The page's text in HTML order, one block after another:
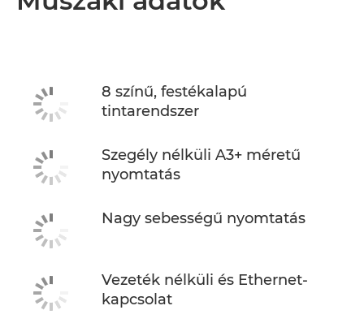
8 színű, festékalapú
tintarendszer
Szegély nélküli A3+ méretű
nyomtatás
Nagy sebességű nyomtatás
Vezeték nélküli és Ethernet-
kapcsolat